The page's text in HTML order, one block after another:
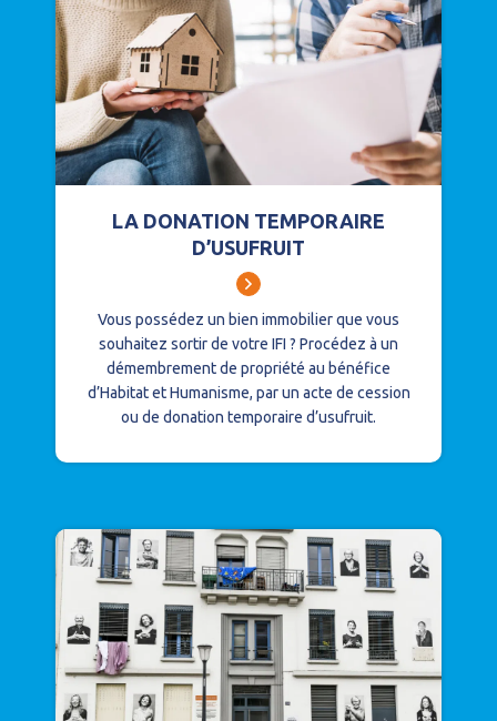
LA DONATION TEMPORAIRE
D’USUFRUIT
Vous possédez un bien immobilier que vous
souhaitez sortir de votre IFI ? Procédez à un
démembrement de propriété au bénéfice
d’Habitat et Humanisme, par un acte de cession
ou de donation temporaire d’usufruit.